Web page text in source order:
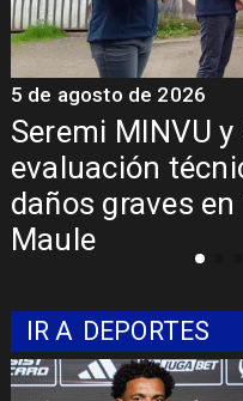
Fondo Orasmi
familia de
alimentación
con Síndrome
5 de agosto de 2026
IR A DEPORTES